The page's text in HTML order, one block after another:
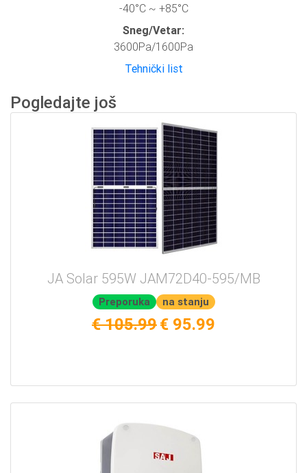
-40°C ~ +85°C
Sneg/Vetar:
3600Pa/1600Pa
Tehnički list
Pogledajte još
JA Solar 595W JAM72D40-595/MB
Preporuka na stanju
€ 105.99€ 95.99